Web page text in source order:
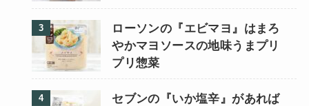
ローソンの『エビマヨ』はまろ
やかマヨソースの地味うまプリ
プリ惣菜
セブンの『いか塩辛』があれば